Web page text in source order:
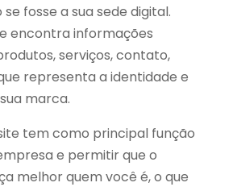
fosse a sua sede digital.
encontra informações
serviços, contato,
representa a identidade e
marca.
tem como principal função
e permitir que o
melhor quem você é, o que